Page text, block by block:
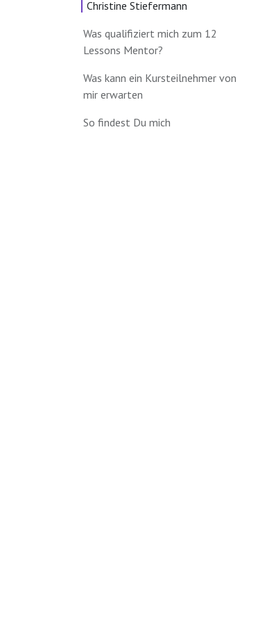
Christine Stiefermann
Was qualifiziert mich zum 12
Lessons Mentor?
Was kann ein Kursteilnehmer von
mir erwarten
So findest Du mich